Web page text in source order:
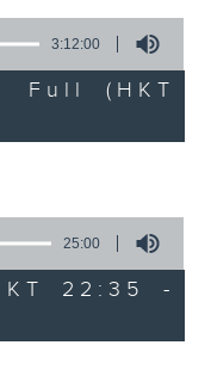
3:12:00
Full (HKT
25:00
22:35 -